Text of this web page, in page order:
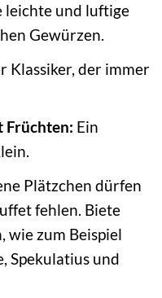
leichte und luftige
Gewürzen.
Klassiker, der immer
Früchten: Ein
Plätzchen dürfen
fehlen. Biete
wie zum Beispiel
Spekulatius und